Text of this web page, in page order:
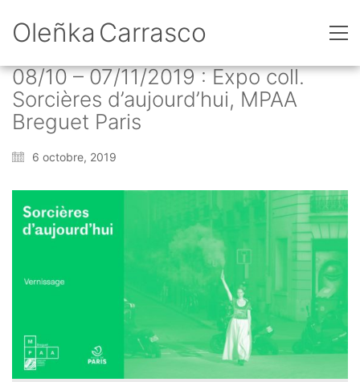
Oleñka Carrasco
08/10 – 07/11/2019 : Expo coll.
Sorcières d’aujourd’hui, MPAA
Breguet Paris
6 octobre, 2019